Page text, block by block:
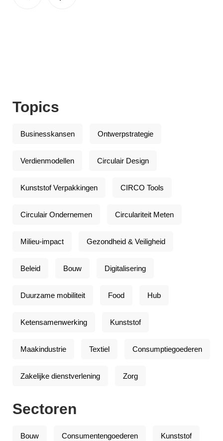
Topics
Businesskansen Ontwerpstrategie
Verdienmodellen Circulair Design
Kunststof Verpakkingen CIRCO Tools
Circulair Ondernemen Circulariteit Meten
Milieu-impact Gezondheid & Veiligheid
Beleid Bouw Digitalisering
Duurzame mobiliteit Food Hub
Ketensamenwerking Kunststof
Maakindustrie Textiel Consumptiegoederen
Zakelijke dienstverlening Zorg
Sectoren
Bouw Consumentengoederen Kunststof